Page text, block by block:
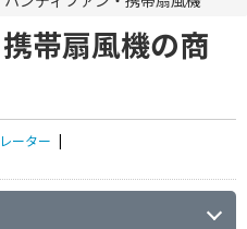
帯扇風機の商
ーター |